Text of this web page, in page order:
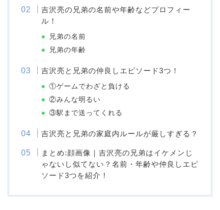
吉沢亮の兄弟の名前や年齢などプロフィー
ル！
兄弟の名前
兄弟の年齢
吉沢亮と兄弟の仲良しエピソード3つ！
①ゲームでわざと負ける
②みんな明るい
③駅まで送ってくれる
吉沢亮と兄弟の家庭内ルールが厳しすぎる？
まとめ:顔画像｜吉沢亮の兄弟はイケメンじ
ゃないし似てない？名前・年齢や仲良しエピ
ソード3つを紹介！